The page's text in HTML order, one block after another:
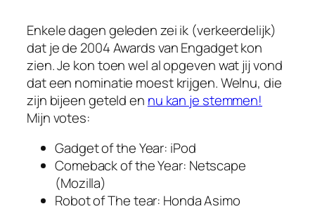
Enkele dagen geleden zei ik (verkeerdelijk)
dat je de 2004 Awards van Engadget kon
zien. Je kon toen wel al opgeven wat jij vond
dat een nominatie moest krijgen. Welnu, die
zijn bijeen geteld en nu kan je stemmen!
Mijn votes:
Gadget of the Year: iPod
Comeback of the Year: Netscape
(Mozilla)
Robot of The tear: Honda Asimo